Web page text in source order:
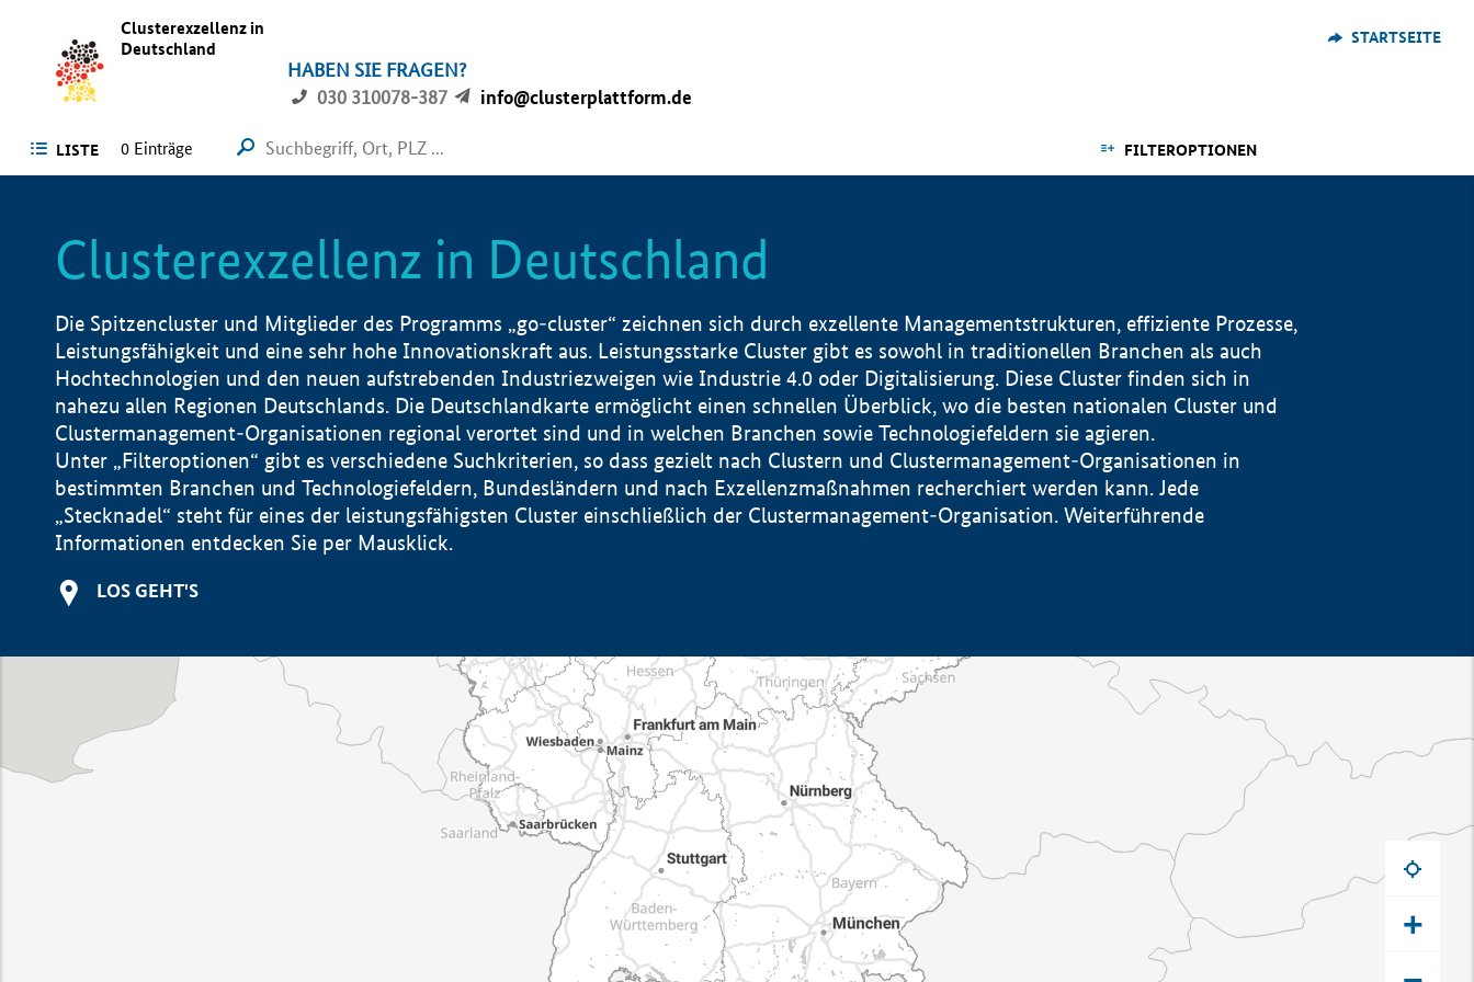
Clusterexzellenz in
Deutschland
HABEN SIE FRAGEN?
030 310078-387
info@clusterplattform.de
STARTSEITE
LISTE FILTEROPTIONEN
0 Einträge
Clusterexzellenz in Deutschland
Die Spitzencluster und Mitglieder des Programms „go-cluster“ zeichnen sich durch exzellente Managementstrukturen, effiziente Prozesse,
Leistungsfähigkeit und eine sehr hohe Innovationskraft aus. Leistungsstarke Cluster gibt es sowohl in traditionellen Branchen als auch
Hochtechnologien und den neuen aufstrebenden Industriezweigen wie Industrie 4.0 oder Digitalisierung. Diese Cluster finden sich in
nahezu allen Regionen Deutschlands. Die Deutschlandkarte ermöglicht einen schnellen Überblick, wo die besten nationalen Cluster und
Clustermanagement-Organisationen regional verortet sind und in welchen Branchen sowie Technologiefeldern sie agieren.
Unter „Filteroptionen“ gibt es verschiedene Suchkriterien, so dass gezielt nach Clustern und Clustermanagement-Organisationen in
bestimmten Branchen und Technologiefeldern, Bundesländern und nach Exzellenzmaßnahmen recherchiert werden kann. Jede
„Stecknadel“ steht für eines der leistungsfähigsten Cluster einschließlich der Clustermanagement-Organisation. Weiterführende
Informationen entdecken Sie per Mausklick.
LOS GEHT'S
+